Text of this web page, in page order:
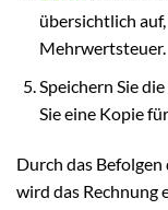
übersichtlich
Mehrwertsteuer.
Speichern Sie
Sie eine Kopie
Durch das
wird das Rechnung